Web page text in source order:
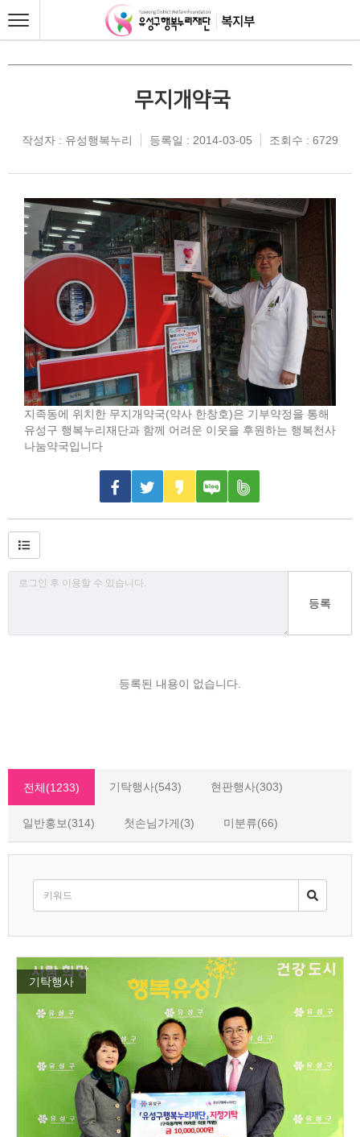
무지개약국
작성자 : 유성행복누리 등록일 : 2014-03-05 조회수 : 6729
지족동에 위치한 무지개약국(약사 한창호)은 기부약정을 통해
유성구 행복누리재단과 함께 어려운 이웃을 후원하는 행복천사
나눔약국입니다
등록
등록된 내용이 없습니다.
전체(1233) 기탁행사(543) 현판행사(303)
일반홍보(314) 첫손님가게(3) 미분류(66)
기탁행사